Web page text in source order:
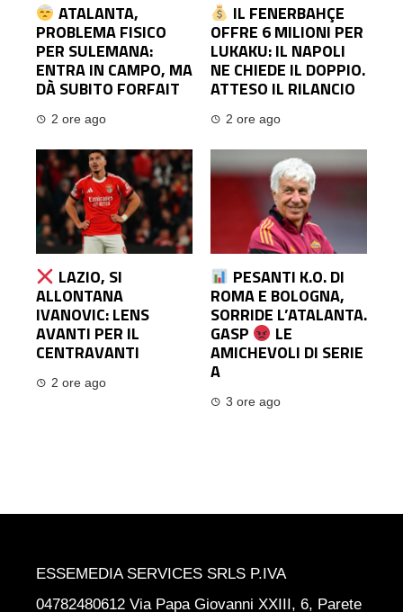
ATALANTA,
PROBLEMA FISICO
PER SULEMANA:
ENTRA IN CAMPO, MA
DÀ SUBITO FORFAIT
2 ore ago
IL FENERBAHÇE
OFFRE 6 MILIONI PER
LUKAKU: IL NAPOLI
NE CHIEDE IL DOPPIO.
ATTESO IL RILANCIO
2 ore ago
LAZIO, SI
ALLONTANA
IVANOVIC: LENS
AVANTI PER IL
CENTRAVANTI
2 ore ago
PESANTI K.O. DI
ROMA E BOLOGNA,
SORRIDE L’ATALANTA.
GASP LE
AMICHEVOLI DI SERIE
A
3 ore ago
ESSEMEDIA SERVICES SRLS P.IVA
04782480612 Via Papa Giovanni XXIII, 6, Parete